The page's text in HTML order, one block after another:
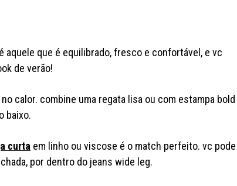
aquele que é equilibrado, fresco e confortável, e vc
de verão!
calor. combine uma regata lisa ou com estampa bold
baixo.
curta em linho ou viscose é o match perfeito. vc pode
por dentro do jeans wide leg.